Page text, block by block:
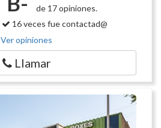
de 17 opiniones.
16 veces fue contactad@
Ver opiniones
Llamar